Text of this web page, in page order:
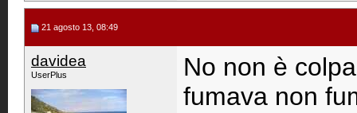
21 agosto 13, 08:49
davidea
UserPlus
No non è
fumava non